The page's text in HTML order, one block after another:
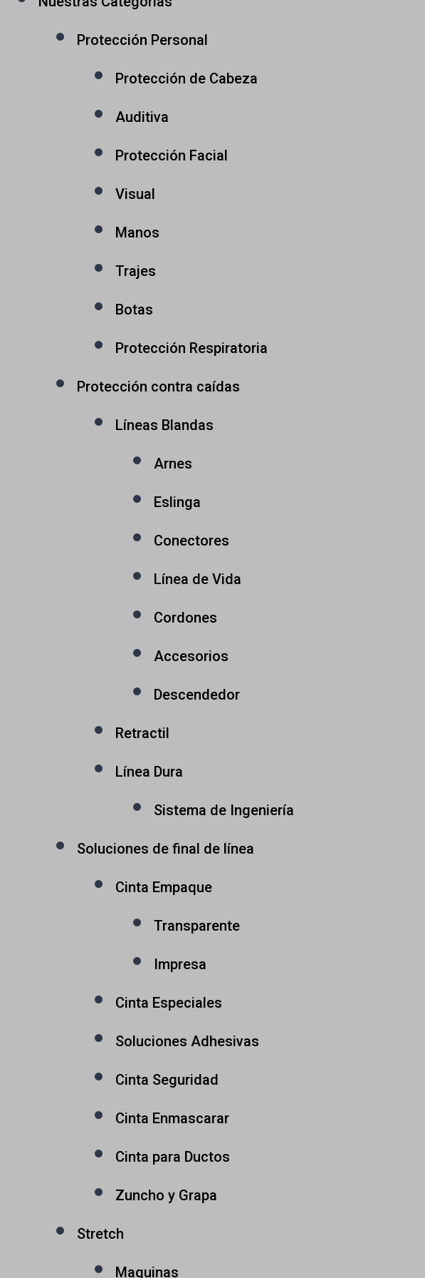
Protección Personal
Protección de Cabeza
Auditiva
Protección Facial
Visual
Manos
Trajes
Botas
Protección Respiratoria
Protección contra caídas
Líneas Blandas
Arnes
Eslinga
Conectores
Línea de Vida
Cordones
Accesorios
Descendedor
Retractil
Línea Dura
Sistema de Ingeniería
Soluciones de final de línea
Cinta Empaque
Transparente
Impresa
Cinta Especiales
Soluciones Adhesivas
Cinta Seguridad
Cinta Enmascarar
Cinta para Ductos
Zuncho y Grapa
Stretch
Maquinas